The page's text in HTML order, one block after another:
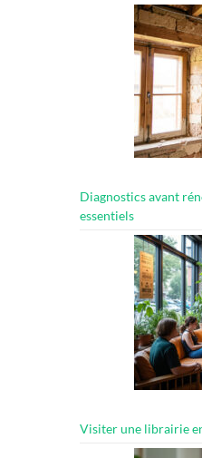
Diagnostics avant
essentiels
Visiter une librairie